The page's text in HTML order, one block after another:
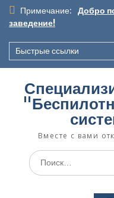
Перейти
содержимому
Примечание:
Добро
заведение!
Быстрые ссылки
Вместе с вами
Поиск
по: